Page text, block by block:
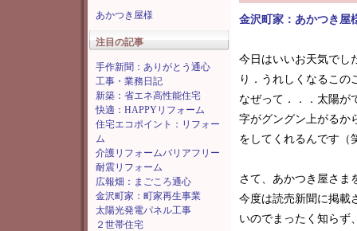
あかつき屋様
注目の記事
手作新聞：ありがとう通心
工事・業務日記
新築：省エネ高性能住宅
快適：HAPPYリフォーム
住宅エコポイント：リフォー
ム
介護リフォームバリアフリー
耐震リフォーム
広報畑：まごころ通心
金沢町家：町家再生事業
太陽光発電パネル工事
２世帯住宅
金沢町家：あかつき屋
今日はいいお天気でし
り．うれしくなるこの
なぜって．．．太陽が
字がグングン上がる
をしてくれるんです（
さて、あかつき屋さま
今度は読売新聞に掲載
いのでまったく知らず